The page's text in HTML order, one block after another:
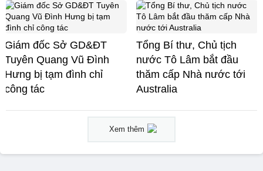
Giám đốc Sở GD&ĐT
Tuyên Quang Vũ Đình
Hưng bị tạm đình chỉ
công tác
Tổng Bí thư, Chủ tịch
nước Tô Lâm bắt đầu
thăm cấp Nhà nước tới
Australia
Xem thêm